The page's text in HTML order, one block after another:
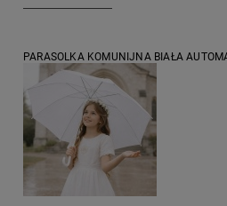
PARASOLKA KOMUNIJNA BIAŁA